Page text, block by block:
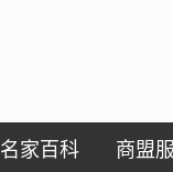
名家百科 商盟